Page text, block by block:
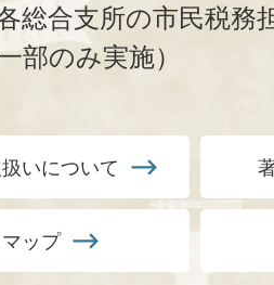
総合支所の市民税務
部のみ実施）
いについて
ップ